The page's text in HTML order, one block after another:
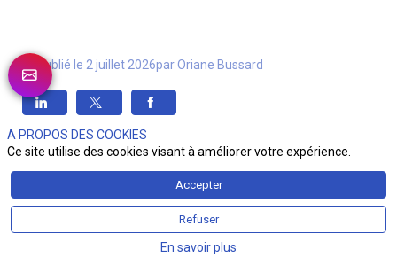
Publié le 2 juillet 2026parOriane Bussard
A PROPOS DES COOKIES
Ce site utilise des cookies visant à améliorer votre expérience.
Accepter
Refuser
En savoir plus